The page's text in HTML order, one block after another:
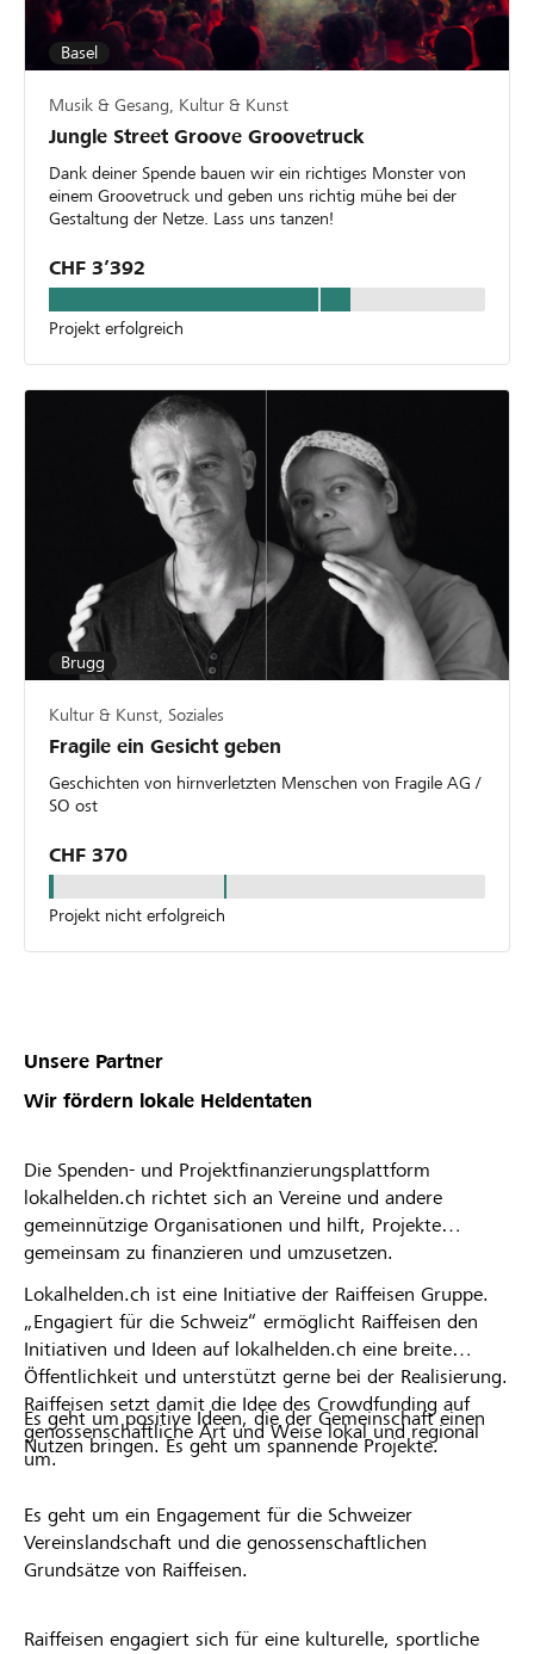
Basel
Musik & Gesang, Kultur & Kunst
Jungle Street Groove Groovetruck
Dank deiner Spende bauen wir ein richtiges Monster von
einem Groovetruck und geben uns richtig mühe bei der
Gestaltung der Netze. Lass uns tanzen!
CHF 3’392
Projekt erfolgreich
Brugg
Kultur & Kunst, Soziales
Fragile ein Gesicht geben
Geschichten von hirnverletzten Menschen von Fragile AG /
SO ost
CHF 370
Projekt nicht erfolgreich
Unsere Partner
Wir fördern lokale Heldentaten
Die Spenden- und Projektfinanzierungsplattform
lokalhelden.ch richtet sich an Vereine und andere
gemeinnützige Organisationen und hilft, Projekte
gemeinsam zu finanzieren und umzusetzen.
Lokalhelden.ch ist eine Initiative der Raiffeisen Gruppe.
„Engagiert für die Schweiz“ ermöglicht Raiffeisen den
Initiativen und Ideen auf lokalhelden.ch eine breite
Öffentlichkeit und unterstützt gerne bei der Realisierung.
Raiffeisen setzt damit die Idee des Crowdfunding auf
genossenschaftliche Art und Weise lokal und regional
um.
Es geht um positive Ideen, die der Gemeinschaft einen
Nutzen bringen. Es geht um spannende Projekte.
Es geht um ein Engagement für die Schweizer
Vereinslandschaft und die genossenschaftlichen
Grundsätze von Raiffeisen.
Raiffeisen engagiert sich für eine kulturelle, sportliche